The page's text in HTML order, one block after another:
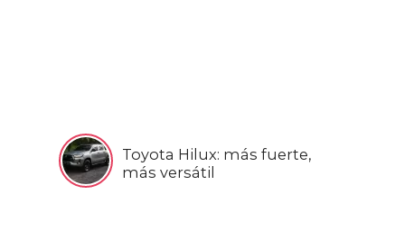
Toyota Hilux: más fuerte,
más versátil